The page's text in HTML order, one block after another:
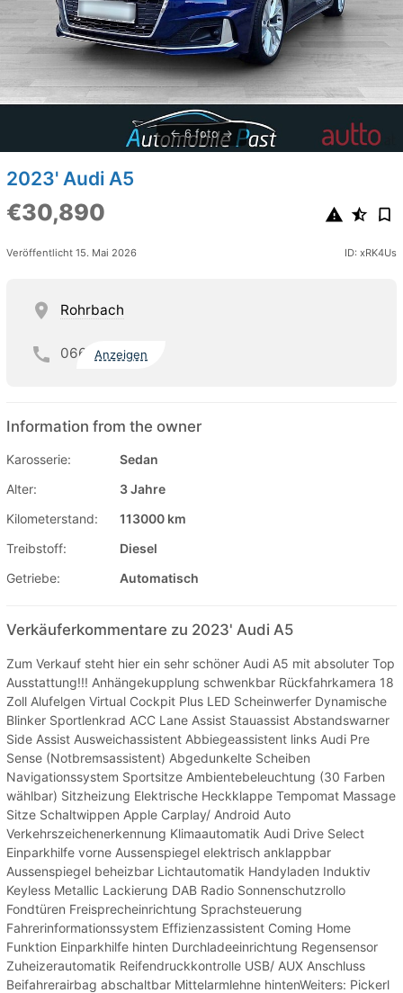
6 foto
2023' Audi A5
€30,890
Veröffentlicht 15. Mai 2026 ID: xRK4Us
Rohrbach
066 Anzeigen
Information from the owner
Karosserie:
Sedan
Alter:
3 Jahre
Kilometerstand:
113000 km
Treibstoff:
Diesel
Getriebe:
Automatisch
Verkäuferkommentare zu 2023' Audi A5
Zum Verkauf steht hier ein sehr schöner Audi A5 mit absoluter Top
Ausstattung!!! Anhängekupplung schwenkbar Rückfahrkamera 18
Zoll Alufelgen Virtual Cockpit Plus LED Scheinwerfer Dynamische
Blinker Sportlenkrad ACC Lane Assist Stauassist Abstandswarner
Side Assist Ausweichassistent Abbiegeassistent links Audi Pre
Sense (Notbremsassistent) Abgedunkelte Scheiben
Navigationssystem Sportsitze Ambientebeleuchtung (30 Farben
wählbar) Sitzheizung Elektrische Heckklappe Tempomat Massage
Sitze Schaltwippen Apple Carplay/ Android Auto
Verkehrszeichenerkennung Klimaautomatik Audi Drive Select
Einparkhilfe vorne Aussenspiegel elektrisch anklappbar
Aussenspiegel beheizbar Lichtautomatik Handyladen Induktiv
Keyless Metallic Lackierung DAB Radio Sonnenschutzrollo
Fondtüren Freisprecheinrichtung Sprachsteuerung
Fahrerinformationssystem Effizienzassistent Coming Home
Funktion Einparkhilfe hinten Durchladeeinrichtung Regensensor
Zuheizerautomatik Reifendruckkontrolle USB/ AUX Anschluss
Beifahrerairbag abschaltbar Mittelarmlehne hintenWeiters: Pickerl